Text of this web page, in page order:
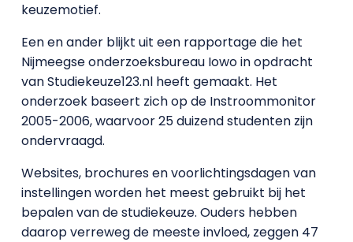
keuzemotief.
Een en ander blijkt uit een rapportage die het
Nijmeegse onderzoeksbureau Iowo in opdracht
van Studiekeuze123.nl heeft gemaakt. Het
onderzoek baseert zich op de Instroommonitor
2005-2006, waarvoor 25 duizend studenten zijn
ondervraagd.
Websites, brochures en voorlichtingsdagen van
instellingen worden het meest gebruikt bij het
bepalen van de studiekeuze. Ouders hebben
daarop verreweg de meeste invloed, zeggen 47